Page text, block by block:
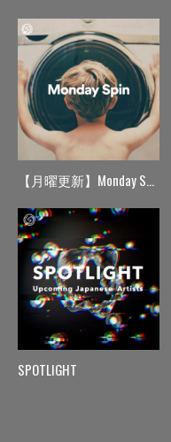
【月曜更新】Monday Spin
SPOTLIGHT